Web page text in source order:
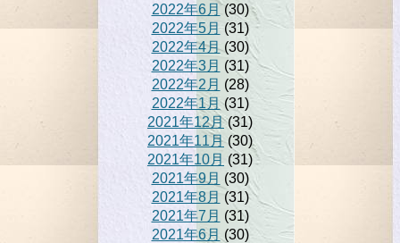
2022年6月(30)
2022年5月(31)
2022年4月(30)
2022年3月 (31)
2022年2月 (28)
2022年1月 (31)
2021年12月(31)
2021年11月 (30)
2021年10月 (31)
2021年9月 (30)
2021年8月 (31)
2021年7月 (31)
2021年6月 (30)